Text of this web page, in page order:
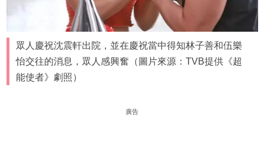
眾人慶祝沈震軒出院，並在慶祝當中得知林子善和伍樂
怡交往的消息，眾人感興奮（圖片來源：TVB提供《超
能使者》劇照）
廣告